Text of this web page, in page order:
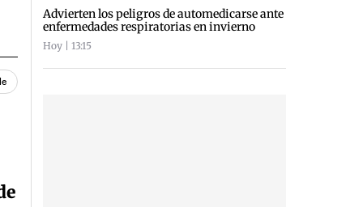
Advierten los peligros de automedicarse ante
enfermedades respiratorias en invierno
Hoy | 13:15